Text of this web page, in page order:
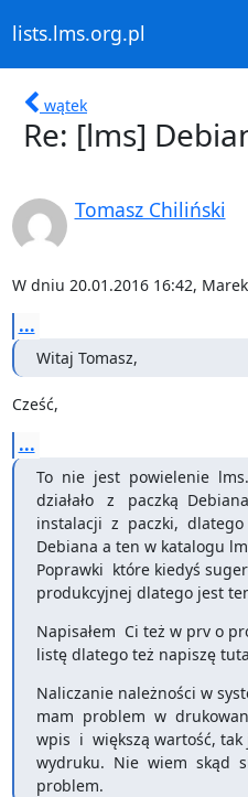
lists.lms.org.pl
wątek
Re: [lms]
Tomasz Chiliński
W dniu 20.01.2016 16:42,
...
Witaj Tomasz,
Cześć,
...
To  nie  jest  powielenie
działało   z   paczką
instalacji  z  paczki,
Debiana a ten w katalogu
Poprawki  które kiedyś
produkcyjnej dlatego jest
Napisałem  Ci też w prv o
listę dlatego też napiszę
Naliczanie należności w
mam  problem  w
wpis  i  większą wartość, tak
wydruku.  Nie  wiem  skąd
problem.